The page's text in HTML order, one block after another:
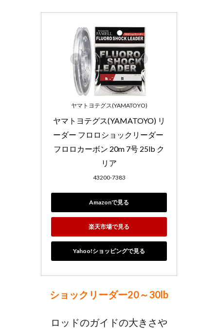
ヤマトヨテグス(YAMATOYO)
ヤマトヨテグス(YAMATOYO) リ
ーダー フロロショックリーダー
フロロカーボン 20m 7号 25lb ク
リア
43200-7383
Amazonで見る
楽天市場で見る
Yahoo!ショッピングで見る
ショックリーダー20～30lb
ロッドのガイドの大きさや